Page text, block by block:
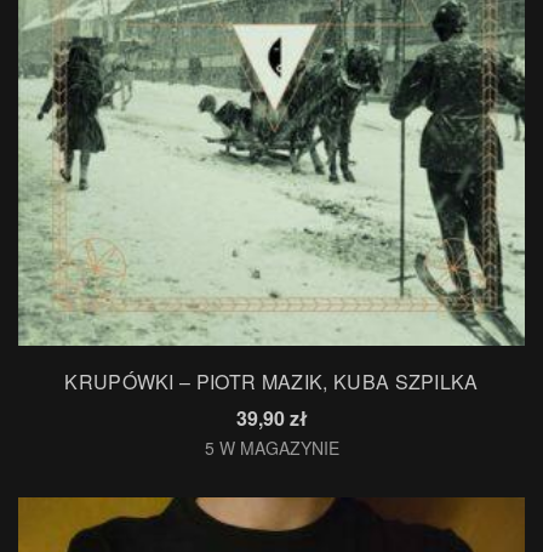
KRUPÓWKI – PIOTR MAZIK, KUBA SZPILKA
39,90zł
5 W MAGAZYNIE